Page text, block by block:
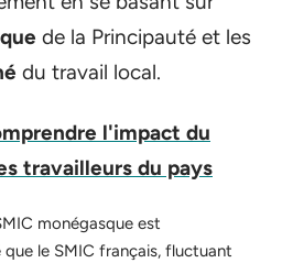
de la Principauté et les
du travail local.
l'impact du
travailleurs du pays
monégasque est
le SMIC français, fluctuant